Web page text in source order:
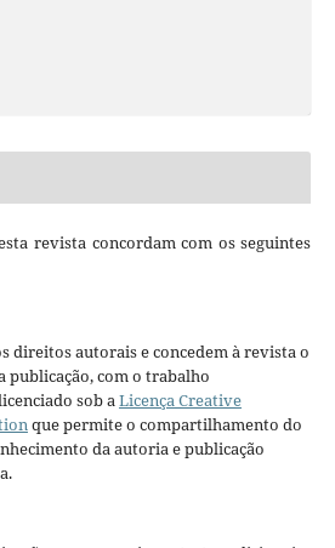
revista concordam com os seguintes
direitos autorais e concedem à revista o
com o trabalho
sob a Licença Creative
que permite o compartilhamento do
da autoria e publicação